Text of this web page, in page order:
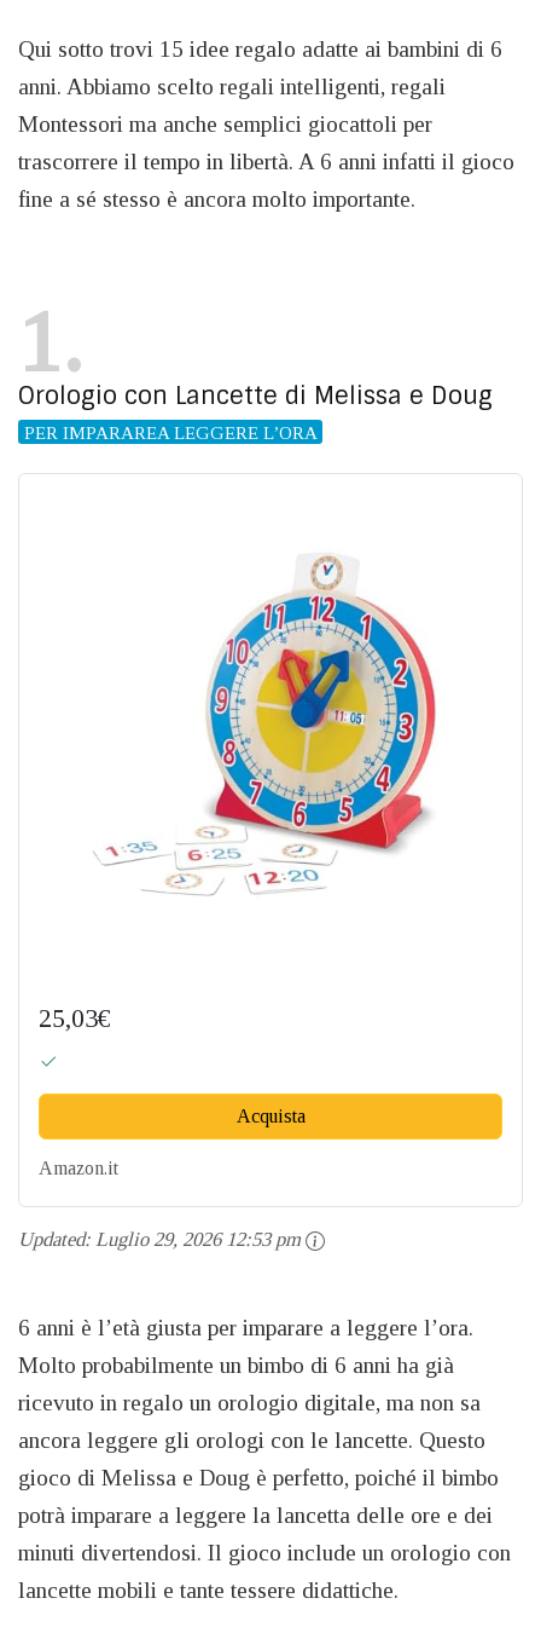
Qui sotto trovi 15 idee regalo adatte ai bambini di 6
anni. Abbiamo scelto regali intelligenti, regali
Montessori ma anche semplici giocattoli per
trascorrere il tempo in libertà. A 6 anni infatti il gioco
fine a sé stesso è ancora molto importante.
1
Orologio con Lancette di Melissa e Doug
PER IMPARAREA LEGGERE L’ORA
25,03€
Acquista
Amazon.it
Updated: Luglio 29, 2026 12:53 pm
6 anni è l’età giusta per imparare a leggere l’ora.
Molto probabilmente un bimbo di 6 anni ha già
ricevuto in regalo un orologio digitale, ma non sa
ancora leggere gli orologi con le lancette. Questo
gioco di Melissa e Doug è perfetto, poiché il bimbo
potrà imparare a leggere la lancetta delle ore e dei
minuti divertendosi. Il gioco include un orologio con
lancette mobili e tante tessere didattiche.